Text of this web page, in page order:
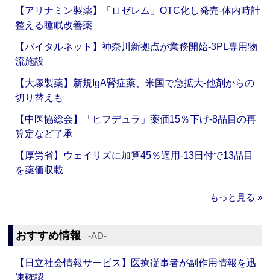
【アリナミン製薬】「ロゼレム」OTC化し発売‐体内時計
整える睡眠改善薬
【バイタルネット】神奈川新拠点が業務開始‐3PL専用物
流施設
【大塚製薬】新規IgA腎症薬、米国で急拡大‐他剤からの
切り替えも
【中医協総会】「ヒフデュラ」薬価15％下げ‐8品目の再
算定など了承
【厚労省】ウェイリズに加算45％適用‐13日付で13品目
を薬価収載
もっと見る »
おすすめ情報 ‐AD‐
【日立社会情報サービス】医療従事者が副作用情報を迅
速確認